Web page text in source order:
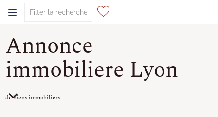
Annonce
immobiliere Lyon
de biens immobiliers